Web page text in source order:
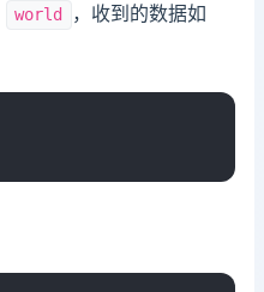
world
，收到的数据如